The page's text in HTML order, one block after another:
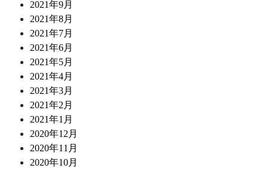
2021年9月
2021年8月
2021年7月
2021年6月
2021年5月
2021年4月
2021年3月
2021年2月
2021年1月
2020年12月
2020年11月
2020年10月